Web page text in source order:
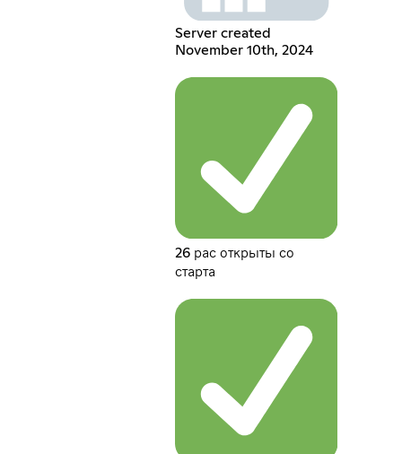
Server created
November 10th, 2024
26 рас открыты со
старта